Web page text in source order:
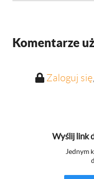
Komentarze
Zaloguj się
Wyślij link
Jednym